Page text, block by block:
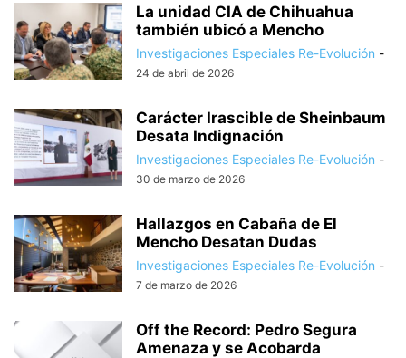
La unidad CIA de Chihuahua
también ubicó a Mencho
Investigaciones Especiales Re-Evolución -
24 de abril de 2026
Carácter Irascible de Sheinbaum
Desata Indignación
Investigaciones Especiales Re-Evolución -
30 de marzo de 2026
Hallazgos en Cabaña de El
Mencho Desatan Dudas
Investigaciones Especiales Re-Evolución -
7 de marzo de 2026
Off the Record: Pedro Segura
Amenaza y se Acobarda